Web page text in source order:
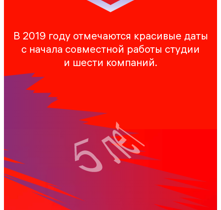
В 2019 году отмечаются красивые даты
с начала совместной работы студии
и шести компаний.